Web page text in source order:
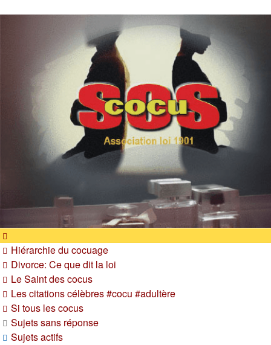
SOS cocu
SOS cocu est une association loi 1901 dont l'objet est le
soutien aux victimes d'adultère. Pouvoir parler, se confier,
recevoir un soutien moral pour traverser une situation
personnelle douloureuse
Hiérarchie du cocuage
Divorce: Ce que dit la loi
Le Saint des cocus
Les citations célèbres #cocu #adultère
Si tous les cocus
Sujets sans réponse
Sujets actifs